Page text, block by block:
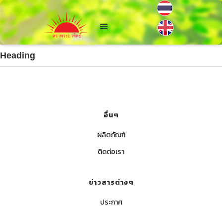
Heading
อื่นๆ
ผลิตภัณฑ์
ติดต่อเรา
ข่าวสารต่างๆ
ประกาศ